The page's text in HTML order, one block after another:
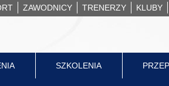
ZAWODNICY TRENERZY KLUBY
SZKOLENIA